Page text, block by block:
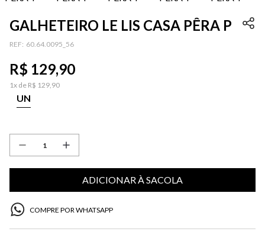
GALHETEIRO LE LIS CASA PÊRA P
: 60.64.0095_56
R$ 129,90
1x de R$ 129,90
UN
ADICIONAR À SACOLA
COMPRE POR WHATSAPP